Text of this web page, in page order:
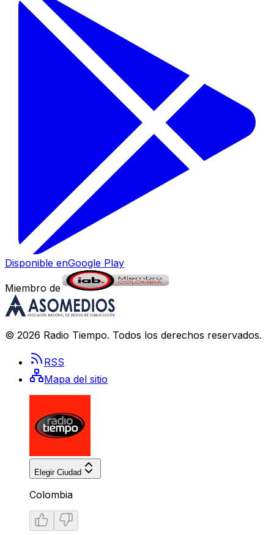
Disponible enGoogle Play
Miembro de
© 2026 Radio Tiempo. Todos los derechos reservados.
RSS
Mapa del sitio
Elegir Ciudad
Colombia